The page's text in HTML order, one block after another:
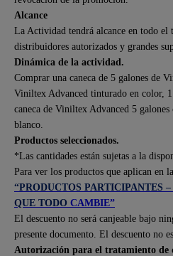
Alcance
La Actividad tendrá alcance en todo
distribuidores autorizados y grandes
Dinámica de la actividad.
Comprar una caneca de 5 galones de
Viniltex Advanced tinturado en color,
caneca de Viniltex Advanced 5
blanco.
Productos seleccionados.
*Las cantidades están sujetas a la
Para ver los productos que aplican en
“PRODUCTOS PARTICIPANTES
QUE TODO CAMBIE”
El descuento no será canjeable bajo
presente documento. El descuento no
Autorización para el tratamiento de